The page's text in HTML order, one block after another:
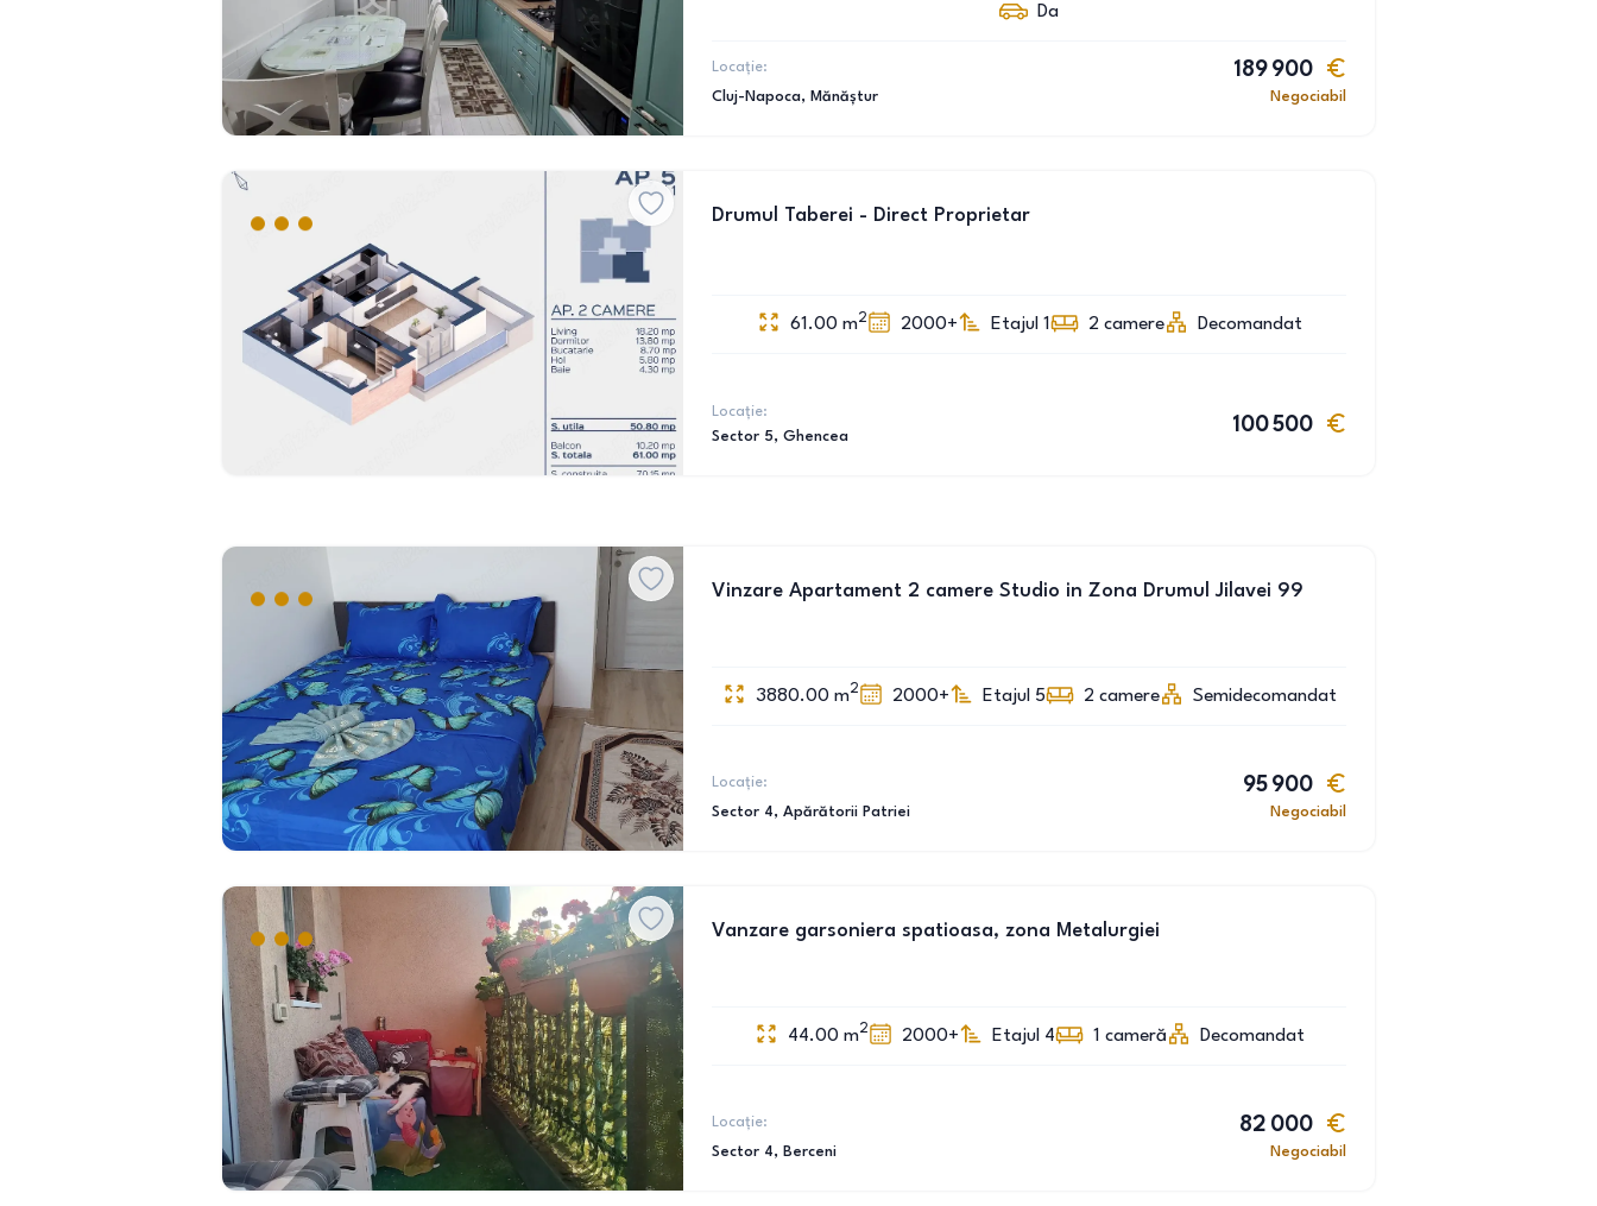
Da
Locație:
Cluj-Napoca, Mănăștur
189 900
Negociabil
Drumul Taberei - Direct Proprietar
61.00 m2 2000+ Etajul 1 2 camere Decomandat
Locație:
Sector 5, Ghencea
100 500
Vinzare Apartament 2 camere Studio in Zona Drumul Jilavei 99
3880.00 m2 2000+ Etajul 5 2 camere Semidecomandat
Locație:
Sector 4, Apărătorii Patriei
95 900
Negociabil
Vanzare garsoniera spatioasa, zona Metalurgiei
44.00 m2 2000+ Etajul 4 1 cameră Decomandat
Locație:
Sector 4, Berceni
82 000
Negociabil